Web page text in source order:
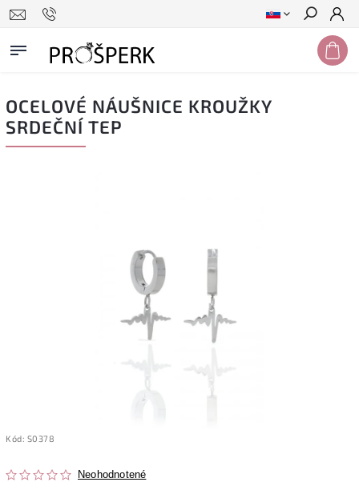
Hľadať
OCELOVÉ NÁUŠNICE KROUŽKY
SRDEČNÍ TEP
Kód: S0378
Neohodnotené